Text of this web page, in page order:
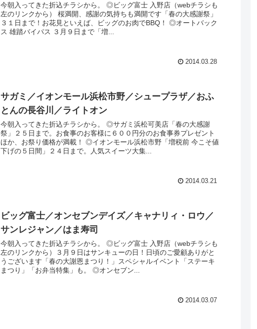
今朝入ってきた折込チラシから。 ◎ビッグ富士 入野店（webチラシも
左のリンクから） 桜満開、感謝の気持ちも満開です「春の大感謝祭」
３１日まで！お花見といえば、ビッグのお肉でBBQ！ ◎オートバック
ス 雄踏バイパス ３月９日まで「増...
2014.03.28
サガミ／イオンモール浜松市野／シュープラザ／おふ
とんの長谷川／ライトオン
今朝入ってきた折込チラシから。 ◎サガミ浜松可美店「春の大感謝
祭」２５日まで。お食事のお客様に６００円分のお食事券プレゼント
ほか、お祭り価格が満載！ ◎イオンモール浜松市野「増税前 今こそ値
下げの５日間」２４日まで。人気スイーツ大集...
2014.03.21
ビッグ富士／オンセブンデイズ／キャナリィ・ロウ／
サンレジャン／はま寿司
今朝入ってきた折込チラシから。 ◎ビッグ富士 入野店（webチラシも
左のリンクから）３月９日はサンキューの日！日頃のご愛顧ありがと
うございます「春の大謝恩まつり！」スペシャルイベント「ステーキ
まつり」「お弁当特集」も。 ◎オンセブン...
2014.03.07